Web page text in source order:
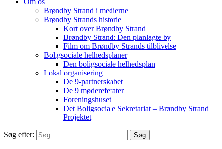
Om os
Brøndby Strand i medierne
Brøndby Strands historie
Kort over Brøndby Strand
Brøndby Strand: Den planlagte by
Film om Brøndby Strands tilblivelse
Boligsociale helhedsplaner
Den boligsociale helhedsplan
Lokal organisering
De 9-partnerskabet
De 9 mødereferater
Foreningshuset
Det Boligsociale Sekretariat – Brøndby Strand
Projektet
Søg efter: